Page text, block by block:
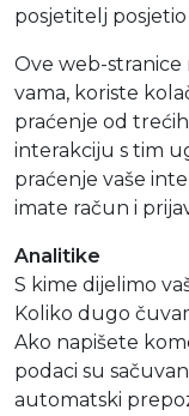
posjetitelj
Ove web-
vama, koriste
praćenje od
interakciju s tim
praćenje vaše
imate račun i
Analitike
S kime dijelimo
Koliko dugo
Ako napišete
podaci su
automatski